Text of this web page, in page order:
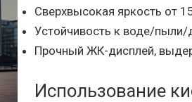
Сверхвысокая яркость от
Устойчивость к воде/
Прочный ЖК-дисплей,
Использование